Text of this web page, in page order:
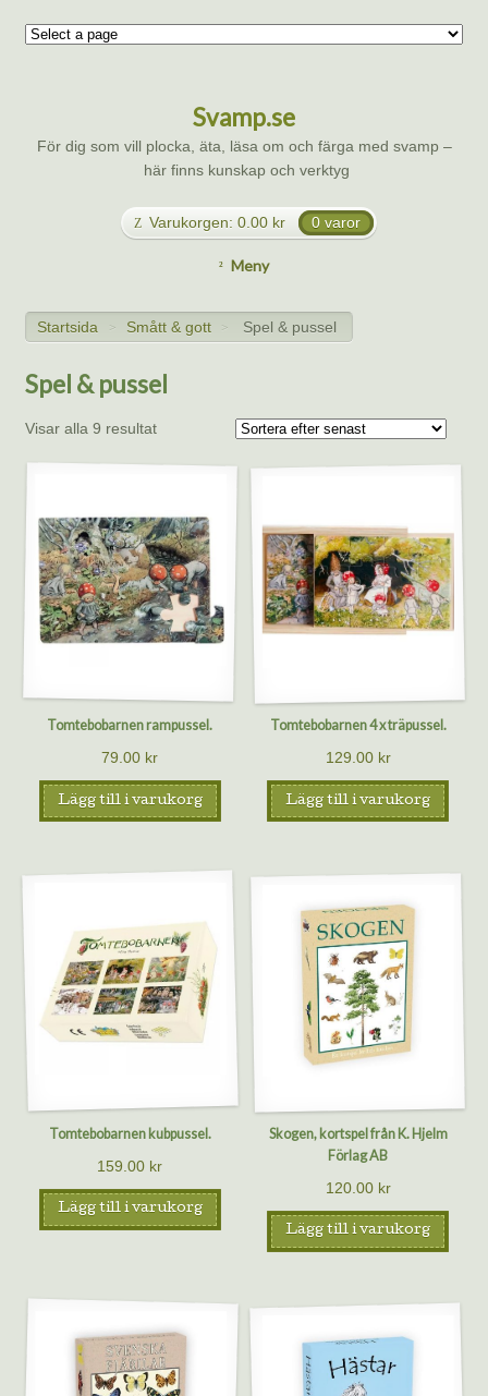
Svamp.se
För dig som vill plocka, äta, läsa om och färga med svamp –
här finns kunskap och verktyg
Varukorgen: 0.00 kr 0 varor
Meny
Startsida > Smått & gott > Spel & pussel
Spel & pussel
Visar alla 9 resultat
Tomtebobarnen rampussel.
79.00 kr
Lägg till i varukorg
Tomtebobarnen 4 x träpussel.
129.00 kr
Lägg till i varukorg
Tomtebobarnen kubpussel.
159.00 kr
Lägg till i varukorg
Skogen, kortspel från K. Hjelm
Förlag AB
120.00 kr
Lägg till i varukorg